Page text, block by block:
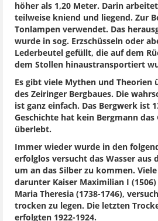
höher als 1,20 Meter. Darin
teilweise kniend und liegend. Zur
Tonlampen verwendet. Das
wurde in sog. Erzschüsseln oder
Lederbeutel gefüllt, die auf dem
dem Stollen hinaustransportiert
Es gibt viele Mythen und Theorien
des Zeiringer Bergbaues. Die
ist ganz einfach. Das Bergwerk ist
Geschichte hat kein Bergmann
überlebt.
Immer wieder wurde in den
erfolglos versucht das Wasser aus
um an das Silber zu kommen.
darunter Kaiser Maximilian I
Maria Theresia (1738-1746),
trocken zu legen. Die letzten
erfolgten 1922-1924.